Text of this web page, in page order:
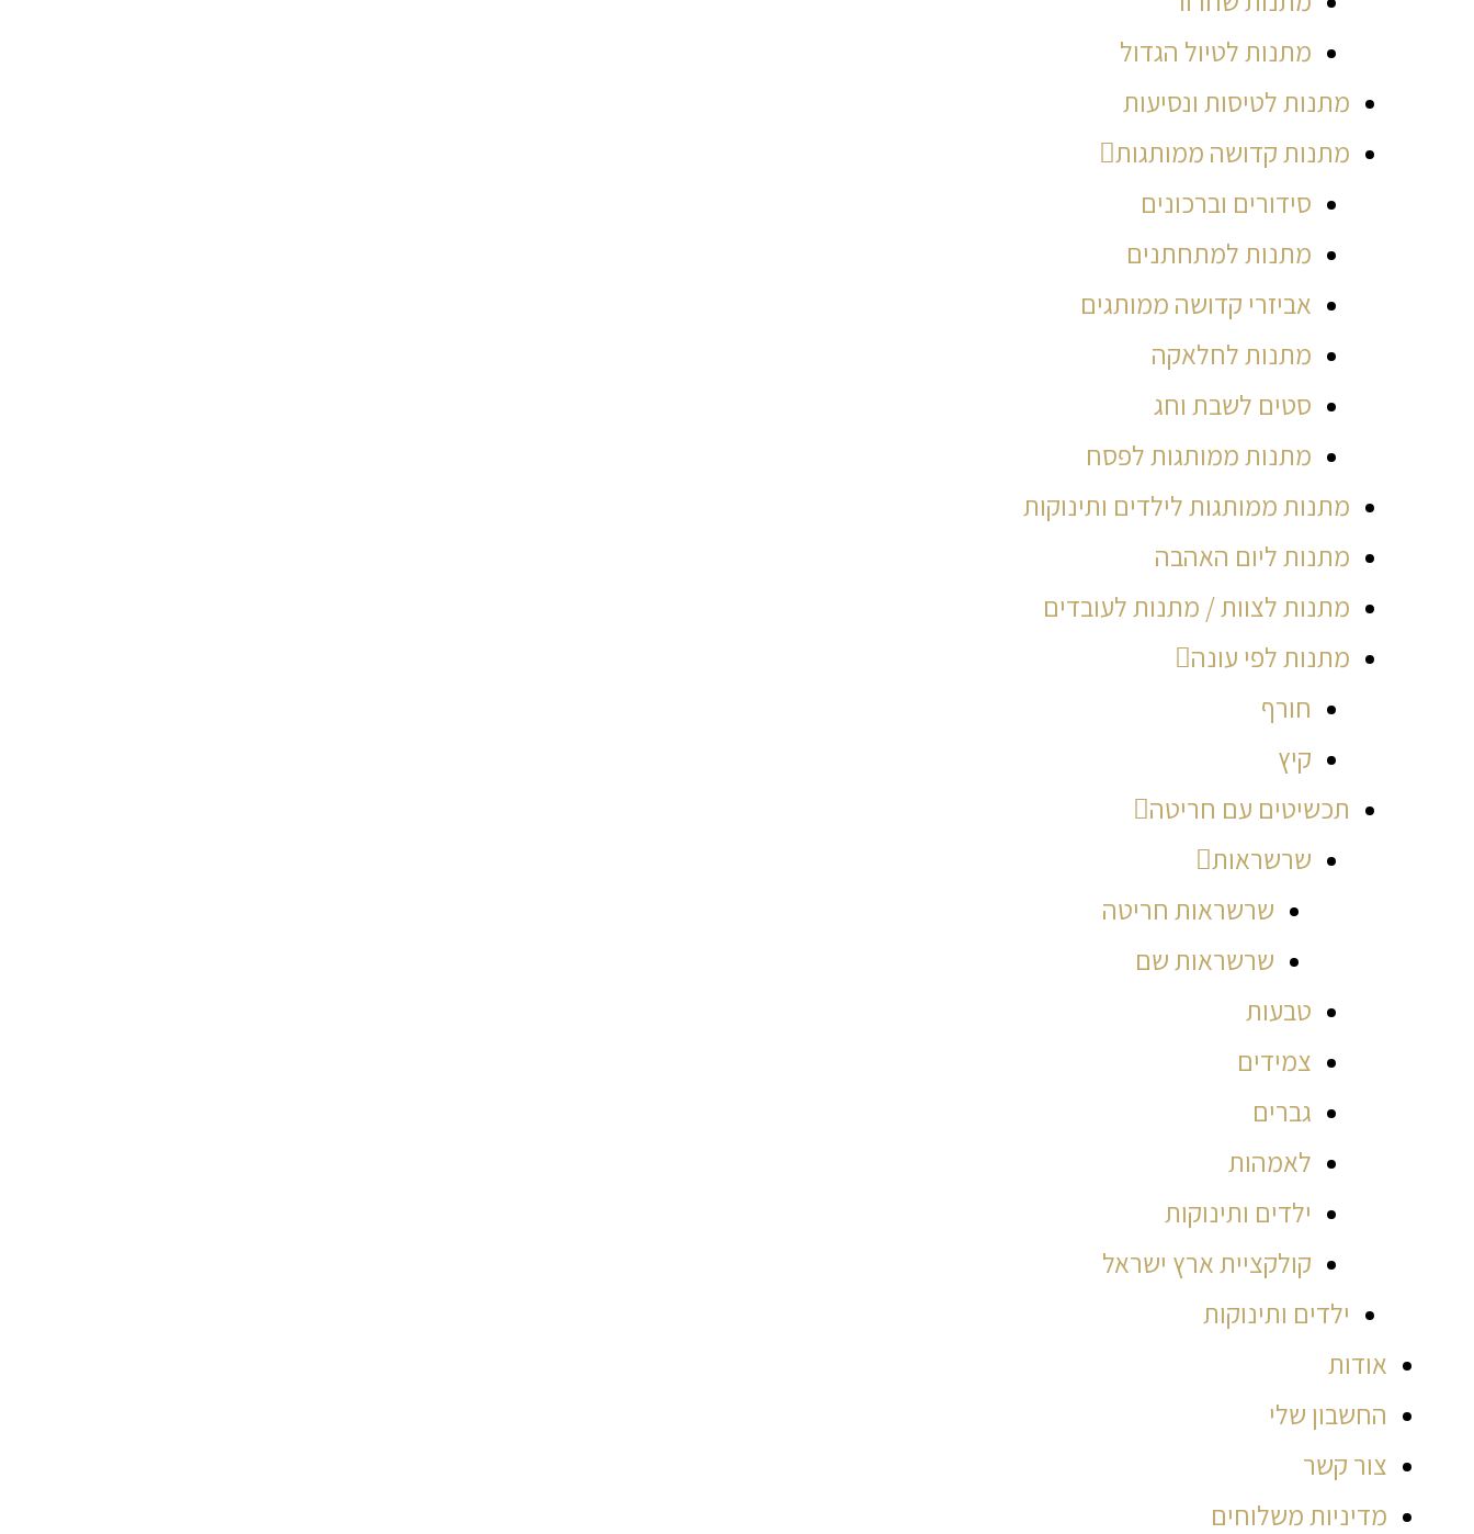
מתנות לטיול הגדול
מתנות לטיסות ונסיעות
מתנות קדושה ממותגות
סידורים וברכונים
מתנות למתחתנים
אביזרי קדושה ממותגים
מתנות לחלאקה
סטים לשבת וחג
מתנות ממותגות לפסח
מתנות ממותגות לילדים ותינוקות
מתנות ליום האהבה
מתנות לצוות / מתנות לעובדים
מתנות לפי עונה
חורף
קיץ
תכשיטים עם חריטה
שרשראות
שרשראות חריטה
שרשראות שם
טבעות
צמידים
גברים
לאמהות
ילדים ותינוקות
קולקציית ארץ ישראל
ילדים ותינוקות
אודות
החשבון שלי
צור קשר
מדיניות משלוחים